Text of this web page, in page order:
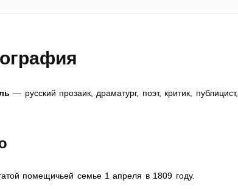
— русский прозаик, драматург, поэт, критик, публицист,
помещичьей семье 1 апреля в 1809 году.